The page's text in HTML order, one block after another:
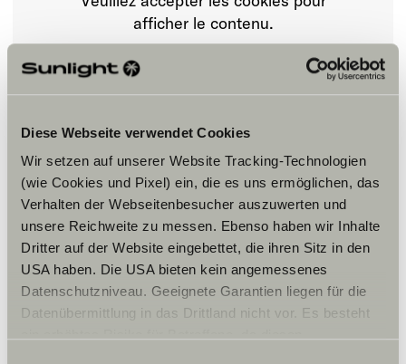
Diese Webseite verwendet Cookies
Wir setzen auf unserer Website Tracking-Technologien
(wie Cookies und Pixel) ein, die es uns ermöglichen, das
Verhalten der Webseitenbesucher auszuwerten und
unsere Reichweite zu messen. Ebenso haben wir Inhalte
Dritter auf der Website eingebettet, die ihren Sitz in den
USA haben. Die USA bieten kein angemessenes
Datenschutzniveau. Geeignete Garantien liegen für die
Datenübermittlung in das Drittland nicht vor. Es besteht
Horaires d'ouverture
Vente:
Du mardi au samedi
afficher le contenu.